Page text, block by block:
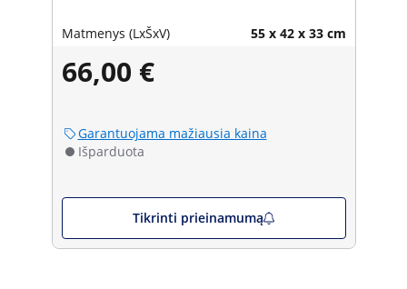
Matmenys (LxŠxV) 55 x 42 x 33 cm
66,00 €
Garantuojama mažiausia kaina
Išparduota
Tikrinti prieinamumą